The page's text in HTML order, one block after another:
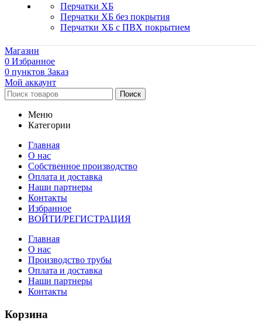
Перчатки ХБ
Перчатки ХБ без покрытия
Перчатки ХБ с ПВХ покрытием
Магазин
0 Избранное
0 пунктов Заказ
Мой аккаунт
Поиск
Меню
Категории
Главная
О нас
Собственное производство
Оплата и доставка
Наши партнеры
Контакты
Избранное
ВОЙТИ/РЕГИСТРАЦИЯ
Главная
О нас
Производство трубы
Оплата и доставка
Наши партнеры
Контакты
Корзина